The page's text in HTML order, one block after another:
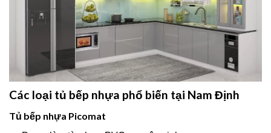
Các loại tủ bếp nhựa phổ biến tại Nam Định
Tủ bếp nhựa Picomat